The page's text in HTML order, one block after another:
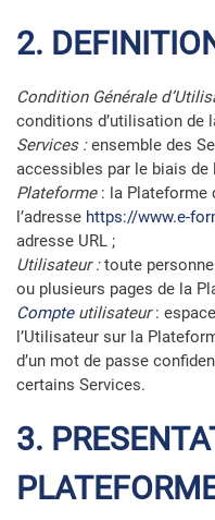
2.
Condition Générale
conditions d’utilisation de
Services :ensemble des
accessibles par le biais
Plateforme : la Plateforme
l’adresse https://www.e-
adresse URL ;
Utilisateur :toute
ou plusieurs pages de la
Compteutilisateur:
l’Utilisateur sur la
d’un mot de passe
certains Services.
3.